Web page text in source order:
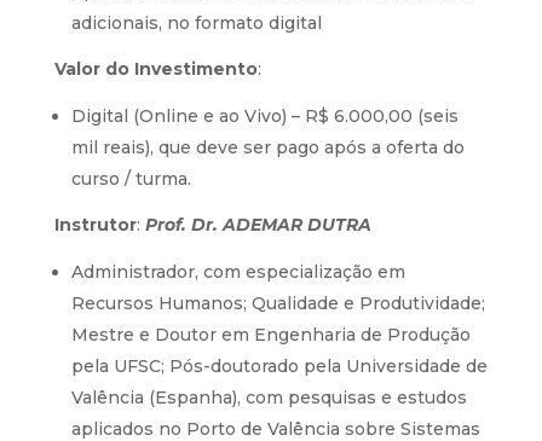
adicionais, no formato digital
Valor do Investimento:
Digital (Online e ao Vivo) – R$ 6.000,00 (seis
mil reais), que deve ser pago após a oferta do
curso / turma.
Instrutor: Prof. Dr. ADEMAR DUTRA
Administrador, com especialização em
Recursos Humanos; Qualidade e Produtividade;
Mestre e Doutor em Engenharia de Produção
pela UFSC; Pós-doutorado pela Universidade de
Valência (Espanha), com pesquisas e estudos
aplicados no Porto de Valência sobre Sistemas